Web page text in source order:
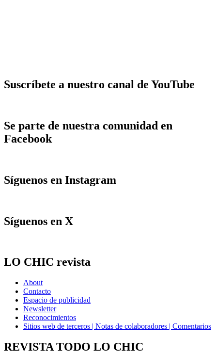
Suscríbete a nuestro canal de YouTube
Se parte de nuestra comunidad en
Facebook
Síguenos en Instagram
Síguenos en X
LO CHIC revista
About
Contacto
Espacio de publicidad
Newsletter
Reconocimientos
Sitios web de terceros | Notas de colaboradores | Comentarios
REVISTA TODO LO CHIC